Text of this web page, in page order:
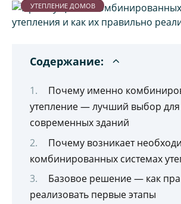
УТЕПЛЕНИЕ ДОМОВ
Содержание:
Почему именно
утепление — лучший выбор для
современных зданий
Почему возникает
комбинированных системах
Базовое решение — как
реализовать первые этапы